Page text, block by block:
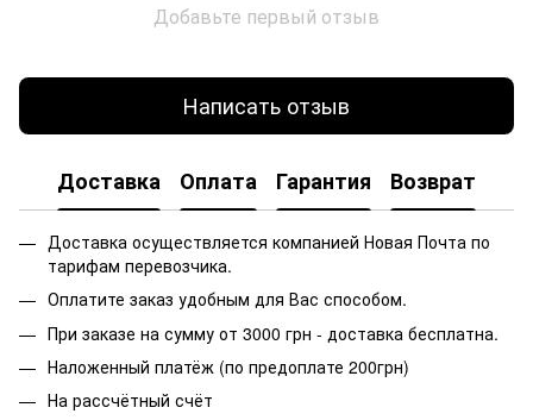
Добавьте первый отзыв
Написать отзыв
Доставка Оплата Гарантия Возврат
Доставка осуществляется компанией Новая Почта по
тарифам перевозчика.
Оплатите заказ удобным для Вас способом.
При заказе на сумму от 3000 грн - доставка бесплатна.
Наложенный платёж (по предоплате 200грн)
На рассчётный счёт